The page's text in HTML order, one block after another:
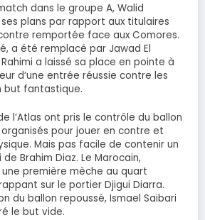
dans le groupe A, Walid
plans par rapport aux titulaires
remportée face aux Comores.
a été remplacé par Jawad El
a laissé sa place en pointe à
d’une entrée réussie contre les
but fantastique.
l’Atlas ont pris le contrôle du ballon
pour jouer en contre et
Mais pas facile de contenir un
Brahim Diaz. Le Marocain,
première mèche au quart
sur le portier Djigui Diarra.
du ballon repoussé, Ismael Saibari
le but vide.